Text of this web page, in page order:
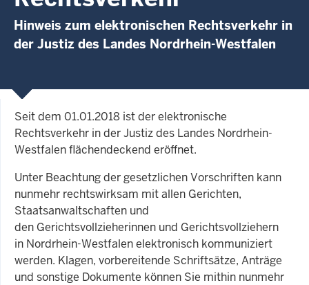
Hinweis zum elektronischen Rechtsverkehr in
der Justiz des Landes Nordrhein-Westfalen
Seit dem 01.01.2018 ist der elektronische
Rechtsverkehr in der Justiz des Landes Nordrhein-
Westfalen flächendeckend eröffnet.
Unter Beachtung der gesetzlichen Vorschriften kann
nunmehr rechtswirksam mit allen Gerichten,
Staatsanwaltschaften und
den Gerichtsvollzieherinnen und Gerichtsvollziehern
in Nordrhein-Westfalen elektronisch kommuniziert
werden. Klagen, vorbereitende Schriftsätze, Anträge
und sonstige Dokumente können Sie mithin nunmehr